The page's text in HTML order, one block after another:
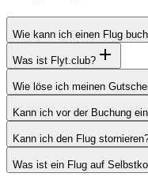
Wie kann ich einen Flug
Was ist Flyt.club?
Wie löse ich meinen
Kann ich vor der Buchung
Kann ich den Flug
Was ist ein Flug auf